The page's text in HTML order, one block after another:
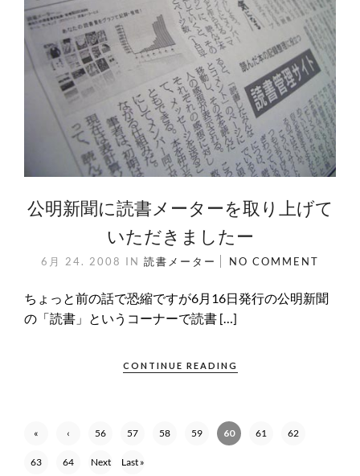
公明新聞に読書メーターを取り上げて
いただきましたー
6月 24. 2008 IN 読書メーター NO COMMENT
ちょっと前の話で恐縮ですが6月16日発行の公明新聞
の「読書」というコーナーで読書 […]
CONTINUE READING
«
First
‹
Previ
56 57 58 59 60 61 62
63 64
Next
Last »